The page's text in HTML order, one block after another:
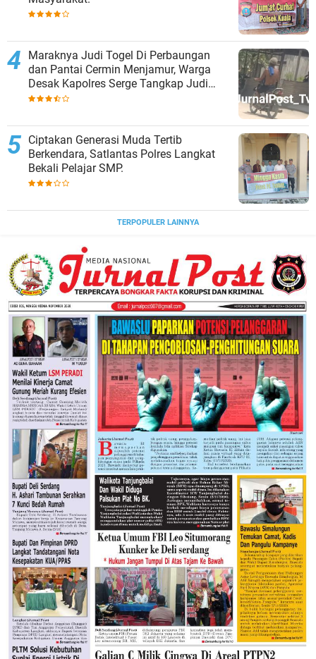
Maraknya Judi Togel Di Perbaungan
dan Pantai Cermin Menjamur, Warga
Desak Kapolres Serge Tangkap Judi
Togel
Ciptakan Generasi Muda Tertib
Berkendara, Satlantas Polres Langkat
Bekali Pelajar SMP.
TERPOPULER LAINNYA